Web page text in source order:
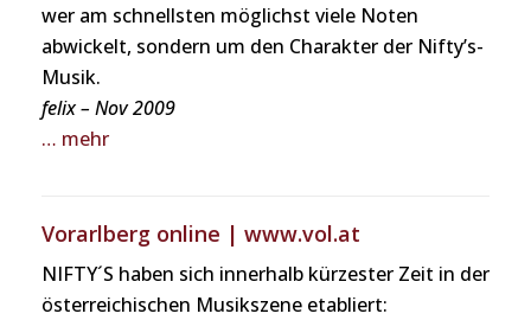
wer am schnellsten möglichst viele Noten
abwickelt, sondern um den Charakter der Nifty’s-
Musik.
felix – Nov 2009
… mehr
Vorarlberg online | www.vol.at
NIFTY´S haben sich innerhalb kürzester Zeit in der
österreichischen Musikszene etabliert: